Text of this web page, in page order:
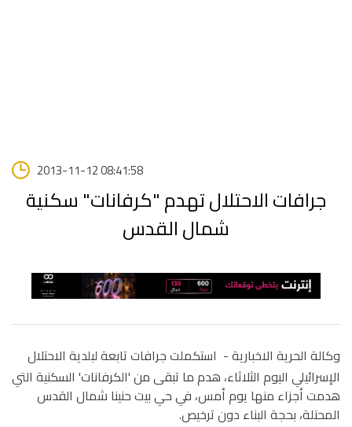
2013-11-12 08:41:58
جرافات الاحتلال تهدم "كرفانات" سكنية
شمال القدس
وكالة الحرية الاخبارية - استكملت جرافات تابعة لبلدية الاحتلال
الإسرائيلي اليوم الثلاثاء، هدم ما تبقى من 'الكرفانات' السكنية التي
هدمت أجزاء منها يوم أمس، في حي بيت حنينا شمال القدس
المحتلة، بحجة البناء دون ترخيص.